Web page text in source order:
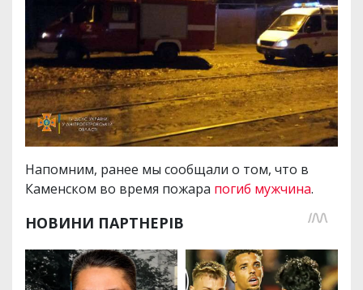
Напомним, ранее мы сообщали о том, что в
Каменском во время пожара погиб мужчина.